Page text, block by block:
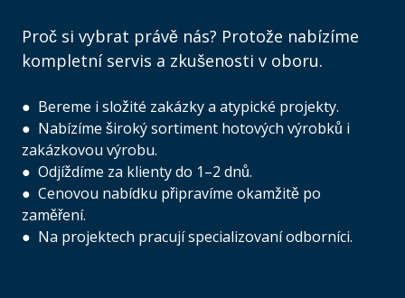
Proč si vybrat právě nás? Protože nabízíme
kompletní servis a zkušenosti v oboru.
● Bereme i složité zakázky a atypické projekty.
● Nabízíme široký sortiment hotových výrobků i
zakázkovou výrobu.
● Odjíždíme za klienty do 1–2 dnů.
● Cenovou nabídku připravíme okamžitě po
zaměření.
● Na projektech pracují specializovaní odborníci.